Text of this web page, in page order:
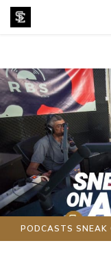
PODCASTS SNEAK